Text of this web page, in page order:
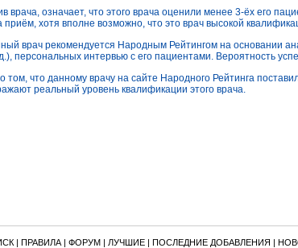
врача, означает, что этого врача оценили менее 3-ёх его
хотя вполне возможно, что это врач высокой
врач рекомендуется Народным Рейтингом на основании
персональных интервью с его пациентами. Вероятность
том, что данному врачу на сайте Народного Рейтинга
реальный уровень квалификации этого врача.
| ПРАВИЛА| ФОРУМ| ЛУЧШИЕ| ПОСЛЕДНИЕ ДОБАВЛЕНИЯ |